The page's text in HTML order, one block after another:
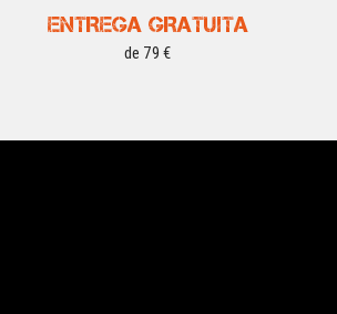
ENTREGA GRATUITA
de 79 €